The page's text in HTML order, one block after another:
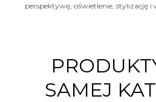
perspektywę, oświetlenie, stylizację i
SAMEJ